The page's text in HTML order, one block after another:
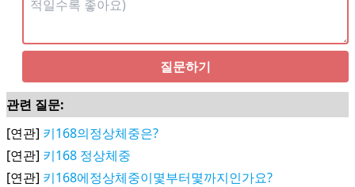
질문하기
관련 질문:
[연관] 키168의정상체중은?
[연관] 키168 정상체중
[연관] 키168에정상체중이몇부터몇까지인가요?